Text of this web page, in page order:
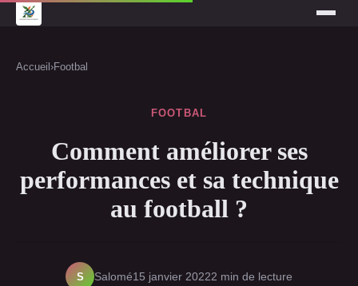
Accueil ›Footbal
FOOTBAL
Comment améliorer ses
performances et sa technique
au football ?
S Salomé15 janvier 20222 min de lecture